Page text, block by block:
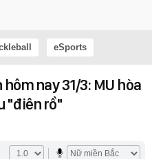
eSports
nay 31/3: MU hòa
"điên rồ"